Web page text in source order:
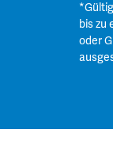
bis zu
oder